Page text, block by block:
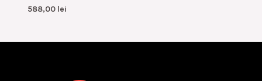
588,00 lei